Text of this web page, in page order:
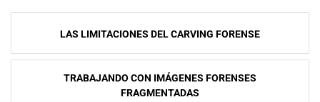
NavegaciÃ³n
de
entradas
LAS LIMITACIONES DEL CARVING FORENSE
TRABAJANDO CON IMÁGENES FORENSES
FRAGMENTADAS